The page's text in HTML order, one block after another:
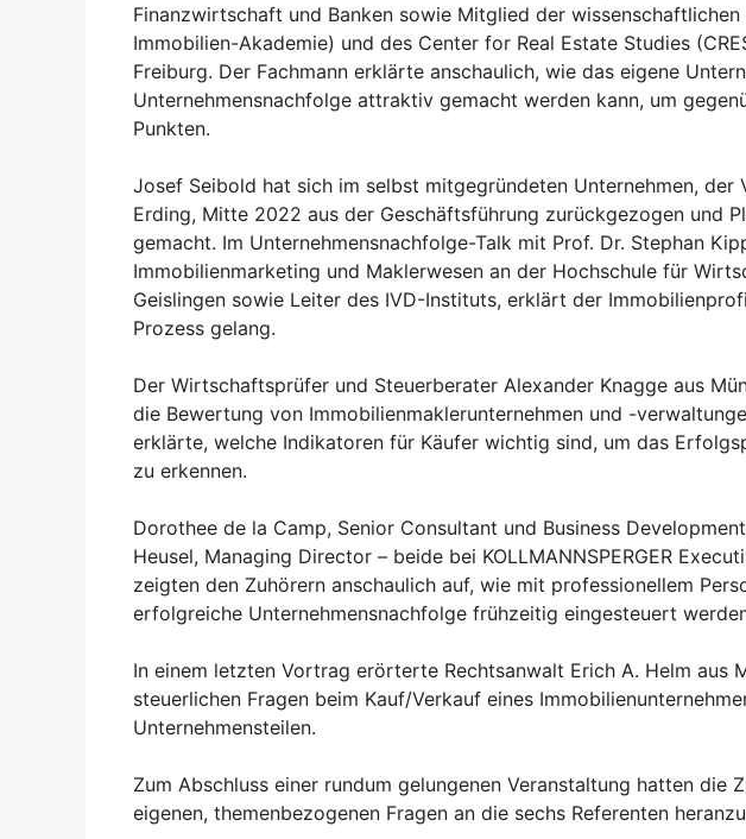
Finanzwirtschaft und Banken sowie Mitglied der
Immobilien-Akademie) und des Center for Real Estate Studies
Freiburg. Der Fachmann erklärte anschaulich, wie das eigene
Unternehmensnachfolge attraktiv gemacht werden kann, um
Punkten.
Josef Seibold hat sich im selbst mitgegründeten Unternehmen, der
Erding, Mitte 2022 aus der Geschäftsführung zurückgezogen und
gemacht. Im Unternehmensnachfolge-Talk mit Prof. Dr. Stephan
Immobilienmarketing und Maklerwesen an der Hochschule für
Geislingen sowie Leiter des IVD-Instituts, erklärt der
Prozess gelang.
Der Wirtschaftsprüfer und Steuerberater Alexander Knagge aus
die Bewertung von Immobilienmaklerunternehmen und -
erklärte, welche Indikatoren für Käufer wichtig sind, um das
zu erkennen.
Dorothee de la Camp, Senior Consultant und Business
Heusel, Managing Director – beide bei KOLLMANNSPERGER
zeigten den Zuhörern anschaulich auf, wie mit professionellem
erfolgreiche Unternehmensnachfolge frühzeitig eingesteuert
In einem letzten Vortrag erörterte Rechtsanwalt Erich A. Helm aus
steuerlichen Fragen beim Kauf/Verkauf eines
Unternehmensteilen.
Zum Abschluss einer rundum gelungenen Veranstaltung hatten die
eigenen, themenbezogenen Fragen an die sechs Referenten